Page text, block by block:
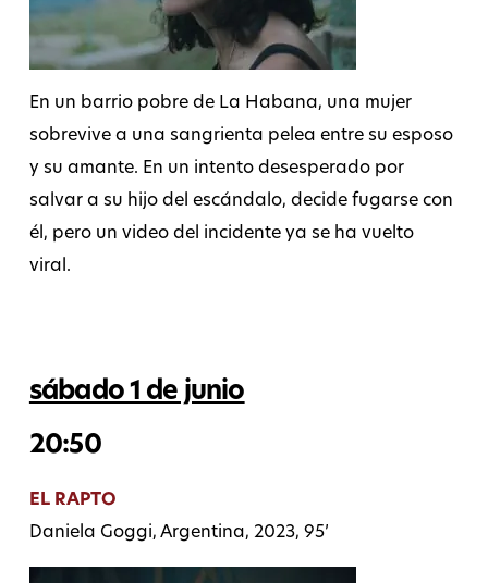
En un barrio pobre de La Habana, una mujer
sobrevive a una sangrienta pelea entre su esposo
y su amante. En un intento desesperado por
salvar a su hijo del escándalo, decide fugarse con
él, pero un video del incidente ya se ha vuelto
viral.
sábado 1 de junio
20:50
EL RAPTO
Daniela Goggi, Argentina, 2023, 95’